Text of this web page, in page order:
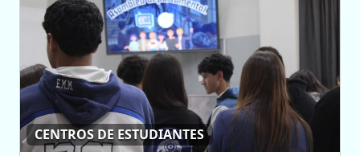
CENTROS DE ESTUDIANTES